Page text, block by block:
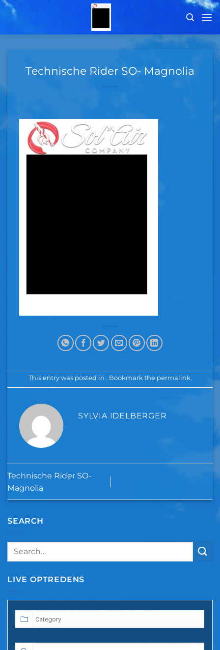
Skip
Technische Rider SO- Magnolia
This entry was posted in . Bookmark the permalink.
SYLVIA IDELBERGER
Technische Rider SO-
Magnolia
SEARCH
LIVE OPTREDENS